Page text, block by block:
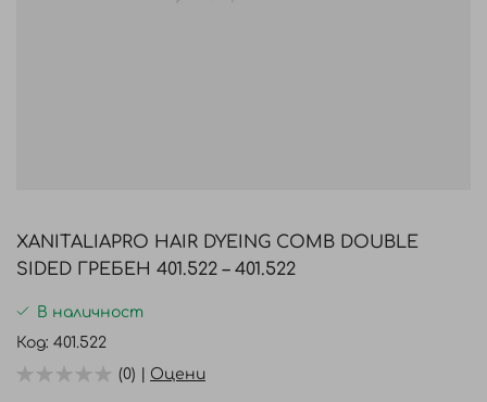
началото
на
галерия
със
XANITALIAPRO HAIR DYEING COMB DOUBLE
SIDED ГРЕБЕН 401.522 – 401.522
В наличност
Код 401.522
(0) | Оцени